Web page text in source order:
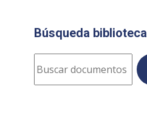
Búsqueda biblioteca